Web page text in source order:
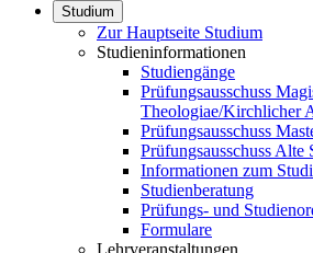
Studium
Zur Hauptseite Studium
Studieninformationen
Studiengänge
Prüfungsausschuss
Theologiae/Kirchlicher
Prüfungsausschuss
Prüfungsausschuss Alte
Informationen zum
Studienberatung
Prüfungs- und
Formulare
Lehrveranstaltungen